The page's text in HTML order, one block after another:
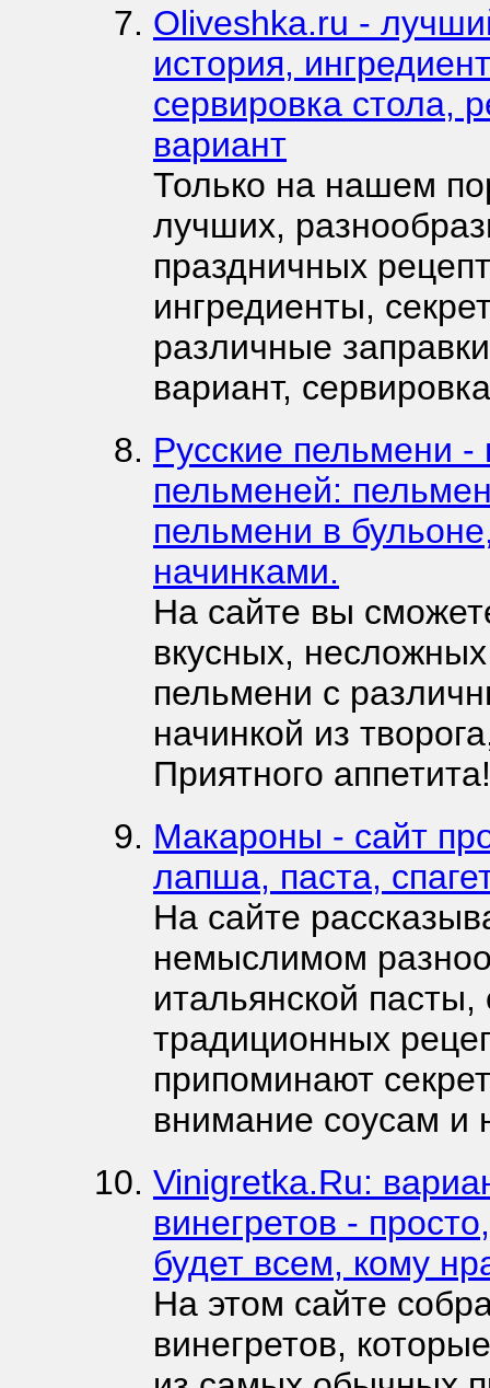
Oliveshka.ru -
история,
сервировка стола,
вариант
Только на нашем
лучших,
праздничных
ингредиенты,
различные
вариант,
Русские пельмени
пельменей:
пельмени в
начинками.
На сайте вы
вкусных,
пельмени с
начинкой из
Приятного аппетита!
Макароны - сайт
лапша, паста,
На сайте
немыслимом
итальянской пасты,
традиционных
припоминают
внимание соусам и
Vinigretka.Ru:
винегретов -
будет всем, кому
На этом сайте
винегретов,